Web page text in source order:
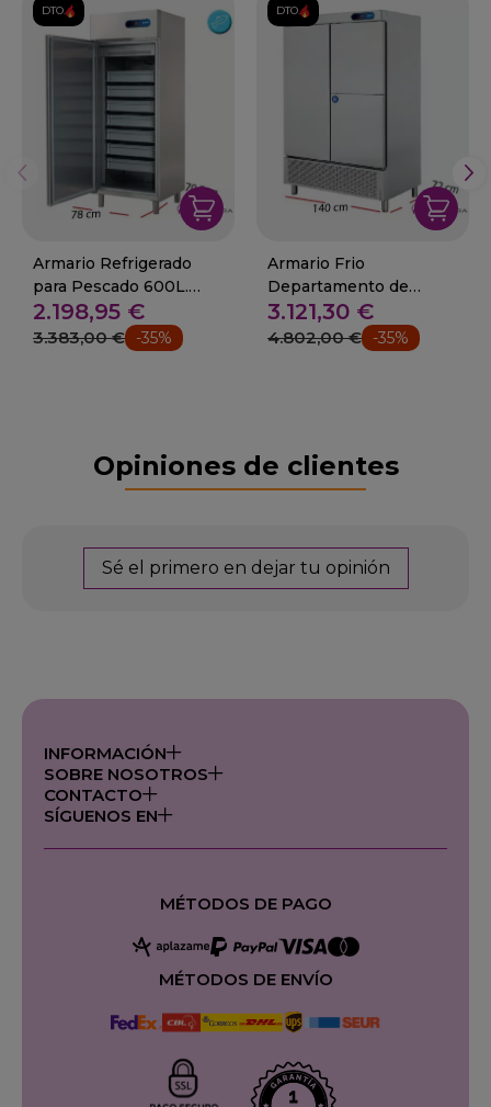
DTO.
Armario Refrigerado
para Pescado 600L.
490W 50-APP-801
2.198,95 €
3.383,00 € -35%
DTO.
Armario Frio
Departamento de
Congelados 1200 L 50-
APCS-1403
3.121,30 €
4.802,00 € -35%
Opiniones de clientes
Sé el primero en dejar tu opinión
INFORMACIÓN
SOBRE NOSOTROS
CONTACTO
SÍGUENOS EN
MÉTODOS DE PAGO
MÉTODOS DE ENVÍO